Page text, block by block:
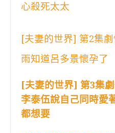
心殺死太太
[夫妻的世界] 第2集
雨知道呂多景懷孕了
[夫妻的世界] 第3集
李泰伍說自己同時愛
都想要